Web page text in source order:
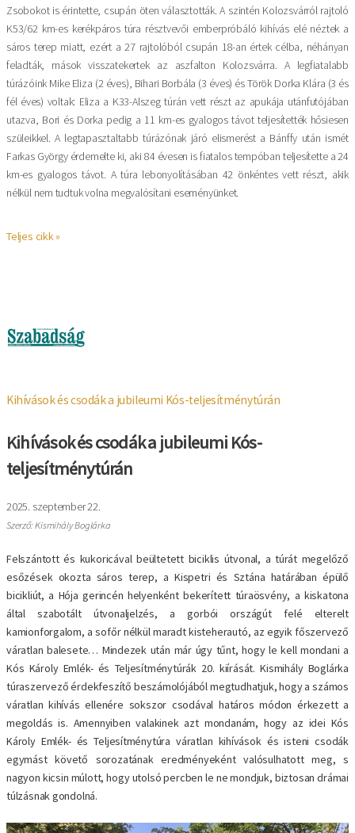
Zsobokot is érintette, csupán öten választották. A szintén Kolozsvárról rajtoló
K53/62 km-es kerékpáros túra résztvevői emberpróbáló kihívás elé néztek a
sáros terep miatt, ezért a 27 rajtolóból csupán 18-an értek célba, néhányan
feladták, mások visszatekertek az aszfalton Kolozsvárra. A legfiatalabb
túrázóink Mike Eliza (2 éves), Bihari Borbála (3 éves) és Török Dorka Klára (3 és
fél éves) voltak: Eliza a K33-Alszeg túrán vett részt az apukája utánfutójában
utazva, Bori és Dorka pedig a 11 km-es gyalogos távot teljesítették hősiesen
szüleikkel. A legtapasztaltabb túrázónak járó elismerést a Bánffy után ismét
Farkas György érdemelte ki, aki 84 évesen is fiatalos tempóban teljesítette a 24
km-es gyalogos távot. A túra lebonyolításában 42 önkéntes vett részt, akik
nélkül nem tudtuk volna megvalósítani eseményünket.
Teljes cikk »
Kihívások és csodák a jubileumi Kós-teljesítménytúrán
Kihívások és csodák a jubileumi Kós-
teljesítménytúrán
2025. szeptember 22.
Szerző: Kismihály Boglárka
Felszántott és kukoricával beültetett biciklis útvonal, a túrát megelőző
esőzések okozta sáros terep, a Kispetri és Sztána határában épülő
bicikliút, a Hója gerincén helyenként bekerített túraösvény, a kiskatona
által szabotált útvonaljelzés, a gorbói országút felé elterelt
kamionforgalom, a sofőr nélkül maradt kisteherautó, az egyik főszervező
váratlan balesete… Mindezek után már úgy tűnt, hogy le kell mondani a
Kós Károly Emlék- és Teljesítménytúrák 20. kiírását. Kismihály Boglárka
túraszervező érdekfeszítő beszámolójából megtudhatjuk, hogy a számos
váratlan kihívás ellenére sokszor csodával határos módon érkezett a
megoldás is. Amennyiben valakinek azt mondanám, hogy az idei Kós
Károly Emlék- és Teljesítménytúra váratlan kihívások és isteni csodák
egymást követő sorozatának eredményeként valósulhatott meg, s
nagyon kicsin múlott, hogy utolsó percben le ne mondjuk, biztosan drámai
túlzásnak gondolná.